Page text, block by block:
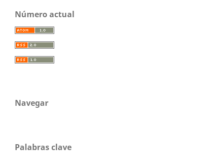
Número actual
Navegar
Palabras clave